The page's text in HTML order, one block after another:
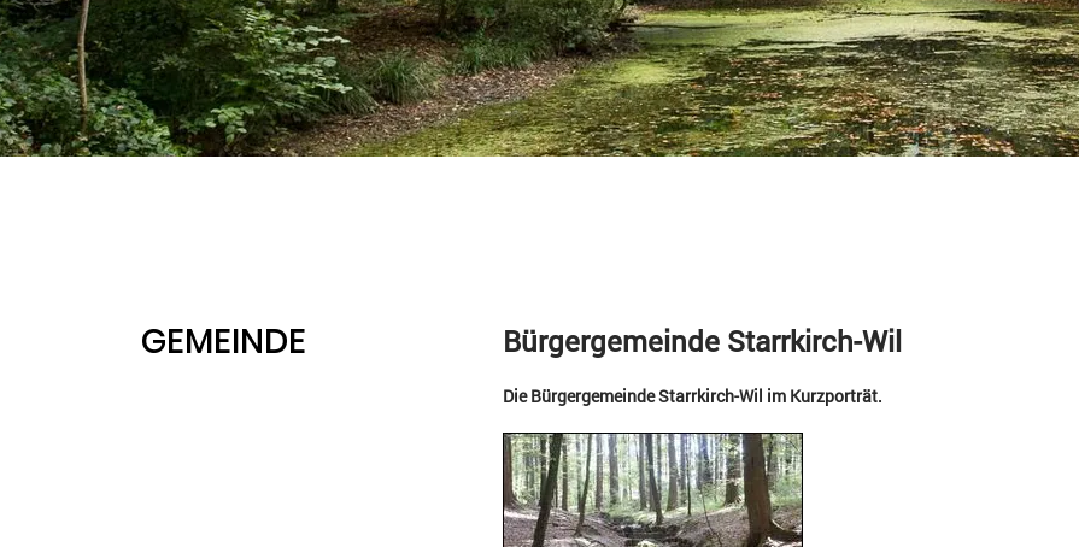
GEMEINDE Bürgergemeinde Starrkirch-Wil
Die Bürgergemeinde Starrkirch-Wil im Kurzporträt.